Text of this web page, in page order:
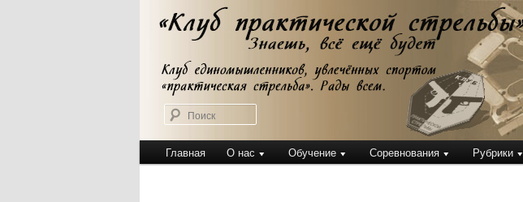
Клуб практической стрельбы
Клуб практической стрельбы
Главное
меню
Главная О нас Обучение Соревнования Рубрики